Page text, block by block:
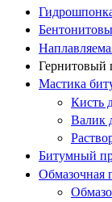
Гернитовый
Мастика
Кисть
Валик
Битумный
Обмазочная